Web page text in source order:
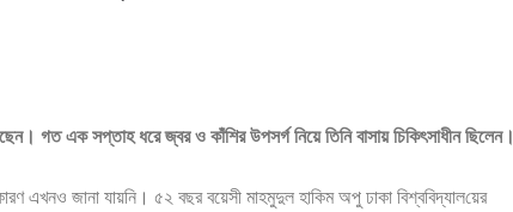
গত এক সপ্তাহ ধরে জ্বর ও কাঁশির উপসর্গ নিয়ে তিনি বাসায় চিকিৎসাধীন ছিলেন।
এখনও জানা যায়নি। ৫২ বছর বয়েসী মাহমুদুল হাকিম অপু ঢাকা বিশ্ববিদ্যাল‌য়ের